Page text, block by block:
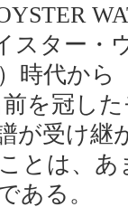
スター・
時代から
前を冠し
が受け継
とは、あ
ある。